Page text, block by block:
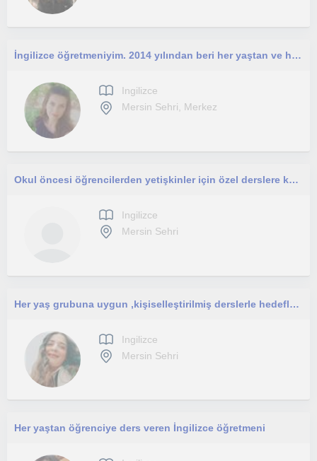
İngilizce öğretmeniyim. 2014 yılından beri her yaştan ve her seviyeden öğrenciye ders veriyorum.
Ingilizce
Mersin Sehri, Merkez
Okul öncesi öğrencilerden yetişkinler için özel derslere kadar tecrübe sahibiyim.
Ingilizce
Mersin Sehri
Her yaş grubuna uygun ,kişiselleştirilmiş derslerle hedeflerinize uygun dersler sunuyorum.İngilizceyi eğlenerek ve konuşarak öğren
Ingilizce
Mersin Sehri
Her yaştan öğrenciye ders veren İngilizce öğretmeni